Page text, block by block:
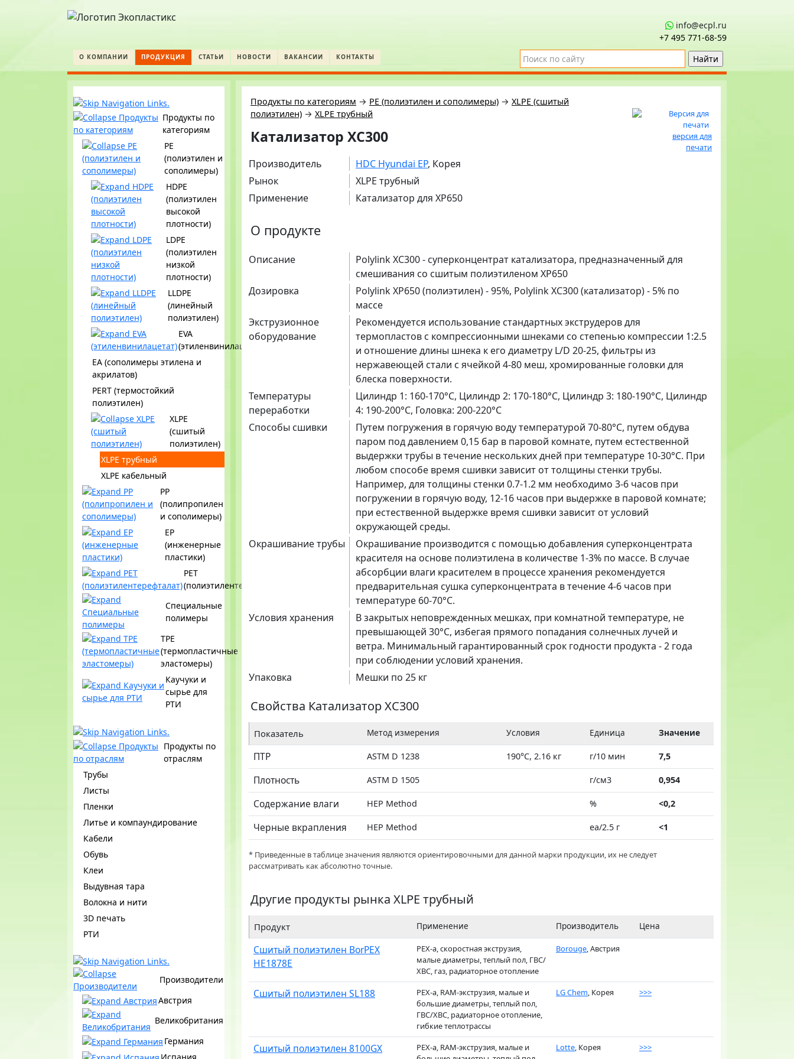
info@ecpl.ru
+7 495 771‑68-59
О КОМПАНИИ ПРОДУКЦИЯ СТАТЬИ НОВОСТИ ВАКАНСИИ КОНТАКТЫ
Продукты по
категориям
PE
(полиэтилен и
сополимеры)
HDPE
(полиэтилен
высокой
плотности)
LDPE
(полиэтилен
низкой
плотности)
LLDPE
(линейный
полиэтилен)
EVA
(этиленвинилацетат)
EA (сополимеры этилена и
акрилатов)
PERT (термостойкий
полиэтилен)
XLPE
(сшитый
полиэтилен)
XLPE трубный
XLPE кабельный
PP
(полипропилен
и сополимеры)
EP
(инженерные
пластики)
PET
(полиэтилентерефталат)
Специальные
полимеры
TPE
(термопластичные
эластомеры)
Каучуки и
сырье для
РТИ
Продукты по
отраслям
Трубы
Листы
Пленки
Литье и компаундирование
Кабели
Обувь
Клеи
Выдувная тара
Волокна и нити
3D печать
РТИ
Производители
Австрия
Великобритания
Германия
Продукты по категориям → PE (полиэтилен и сополимеры) → XLPE (сшитый
полиэтилен) → XLPE трубный
версия для
печати
Катализатор XC300
Производитель HDC Hyundai EP, Корея
Рынок
XLPE трубный
Применение
Катализатор для XP650
О продукте
Описание
Polylink XC300 - суперконцентрат катализатора, предназначенный для
смешивания со сшитым полиэтиленом XP650
Дозировка
Polylink XP650 (полиэтилен) - 95%, Polylink XC300 (катализатор) - 5% по
массе
Экструзионное
оборудование
Рекомендуется использование стандартных экструдеров для
термопластов с компрессионными шнеками со степенью компрессии 1:2.5
и отношение длины шнека к его диаметру L/D 20-25, фильтры из
нержавеющей стали с ячейкой 4-80 меш, хромированные головки для
блеска поверхности.
Температуры
переработки
Цилиндр 1: 160-170°C, Цилиндр 2: 170-180°C, Цилиндр 3: 180-190°C, Цилиндр
4: 190-200°C, Головка: 200-220°C
Способы сшивки
Путем погружения в горячую воду температурой 70-80°C, путем обдува
паром под давлением 0,15 бар в паровой комнате, путем естественной
выдержки трубы в течение нескольких дней при температуре 10-30°C. При
любом способе время сшивки зависит от толщины стенки трубы.
Например, для толщины стенки 0.7-1.2 мм необходимо 3-6 часов при
погружении в горячую воду, 12-16 часов при выдержке в паровой комнате;
при естественной выдержке время сшивки зависит от условий
окружающей среды.
Окрашивание трубы
Окрашивание производится с помощью добавления суперконцентрата
красителя на основе полиэтилена в количестве 1-3% по массе. В случае
абсорбции влаги красителем в процессе хранения рекомендуется
предварительная сушка суперконцентрата в течение 4-6 часов при
температуре 60-70°C.
Условия хранения
В закрытых неповрежденных мешках, при комнатной температуре, не
превышающей 30°C, избегая прямого попадания солнечных лучей и
ветра. Минимальный гарантированный срок годности продукта - 2 года
при соблюдении условий хранения.
Упаковка
Мешки по 25 кг
Свойства Катализатор XC300
Показатель Метод измерения Условия Единица Значение
ПТР ASTM D 1238 190°C, 2.16 кг г/10 мин 7,5
Плотность ASTM D 1505 г/см3 0,954
Содержание влаги HEP Method % <0,2
Черные вкрапления HEP Method ea/2.5 г <1
* Приведенные в таблице значения являются ориентировочными для данной марки продукции, их не следует
рассматривать как абсолютно точные.
Другие продукты рынка XLPE трубный
Продукт Применение Производитель Цена
Сшитый полиэтилен BorPEX
HE1878E
PEX-a, скоростная экструзия,
малые диаметры, теплый пол, ГВС/
ХВС, газ, радиаторное отопление
Borouge, Австрия
Сшитый полиэтилен SL188
PEX-a, RAM-экструзия, малые и
большие диаметры, теплый пол,
ГВС/ХВС, радиаторное отопление,
гибкие теплотрассы
LG Chem, Корея >>>
Сшитый полиэтилен 8100GX
PEX-a, RAM-экструзия, малые и
Lotte, Корея >>>